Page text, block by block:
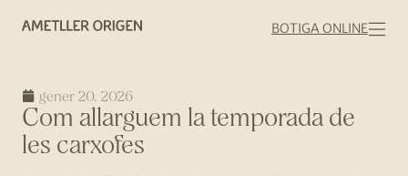
BOTIGA ONLINE
gener 20, 2026
Com allarguem la temporada de
les carxofes